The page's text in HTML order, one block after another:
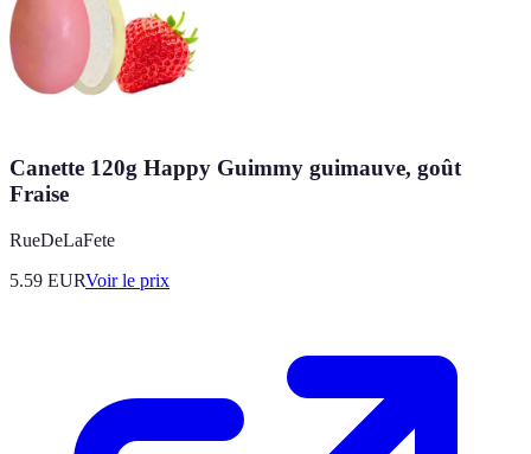
Canette 120g Happy Guimmy guimauve, goût
Fraise
RueDeLaFete
5.59 EURVoir le prix